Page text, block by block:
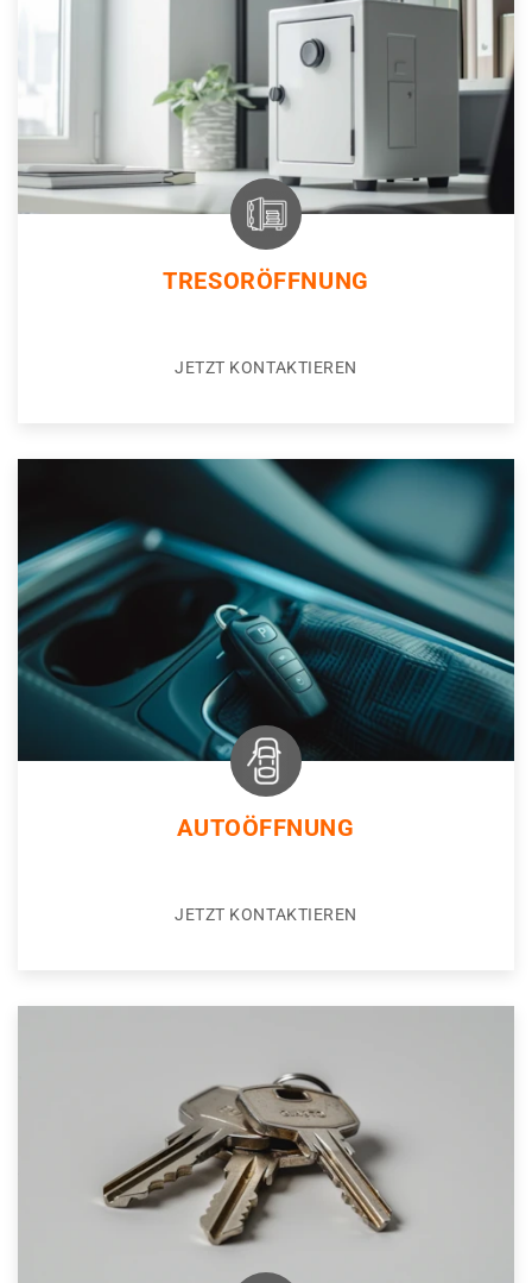
TRESORÖFFNUNG
JETZT KONTAKTIEREN
AUTOÖFFNUNG
JETZT KONTAKTIEREN